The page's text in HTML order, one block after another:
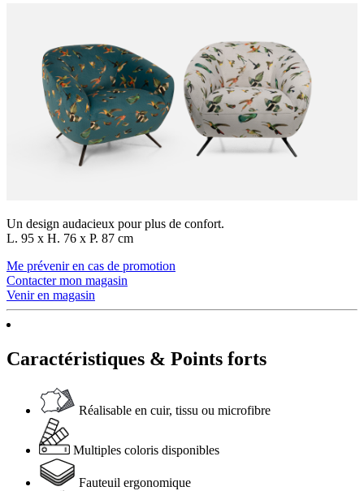
Un design audacieux pour plus de confort.
L. 95 x H. 76 x P. 87 cm
Me prévenir en cas de promotion
Contacter mon magasin
Venir en magasin
Caractéristiques & Points forts
Réalisable en cuir, tissu ou microfibre
Multiples coloris disponibles
Fauteuil ergonomique